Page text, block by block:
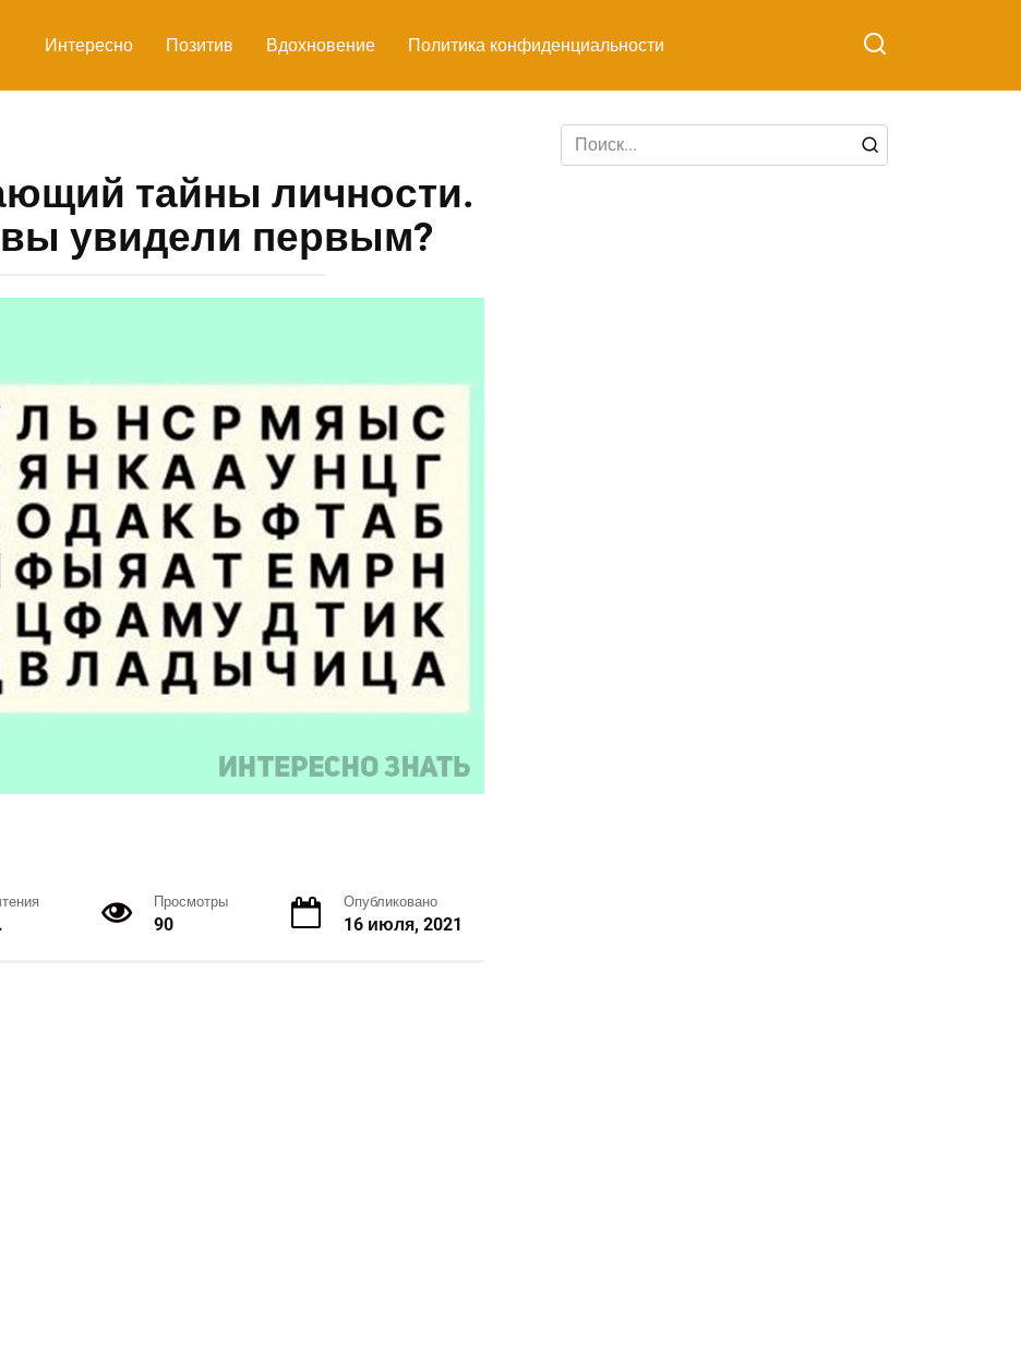
Интересно Позитив Вдохновение Политика конфиденциальности
тайны личности.
увидели первым?
Просмотры
90
Опубликовано
16 июля, 2021
Search
for: